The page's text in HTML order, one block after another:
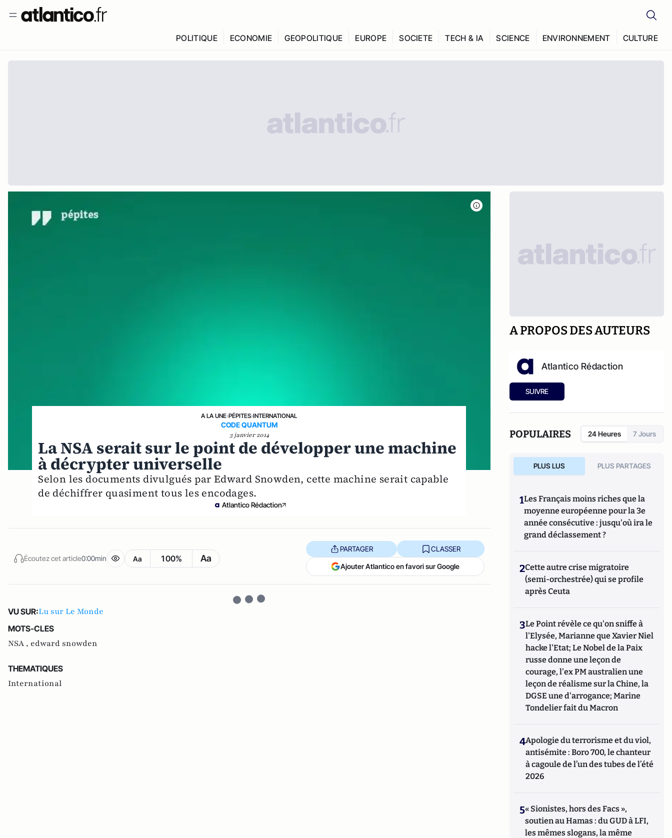
POLITIQUE ECONOMIE GEOPOLITIQUE EUROPE SOCIETE TECH & IA SCIENCE ENVIRONNEMENT CULTURE
A LA UNE›PÉPITES›INTERNATIONAL
CODE QUANTUM
3 janvier 2014
La NSA serait sur le point de développer une machine
à décrypter universelle
Selon les documents divulgués par Edward Snowden, cette machine serait capable
de déchiffrer quasiment tous les encodages.
Atlantico Rédaction
Écoutez cet article0:00min Aa 100% Aa
PARTAGER CLASSER
Ajouter Atlantico en favori sur Google
VU SUR:Lu sur Le Monde
MOTS-CLES
NSA , edward snowden
THEMATIQUES
International
A PROPOS DES AUTEURS
Atlantico Rédaction
SUIVRE
POPULAIRES 24 Heures 7 Jours
PLUS LUS PLUS PARTAGES
1Les Français moins riches que la
moyenne européenne pour la 3e
année consécutive : jusqu'où ira le
grand déclassement ?
2Cette autre crise migratoire
(semi-orchestrée) qui se profile
après Ceuta
3Le Point révèle ce qu'on sniffe à
l'Elysée, Marianne que Xavier Niel
hacke l'Etat; Le Nobel de la Paix
russe donne une leçon de
courage, l'ex PM australien une
leçon de réalisme sur la Chine, la
DGSE une d'arrogance; Marine
Tondelier fait du Macron
4Apologie du terrorisme et du viol,
antisémite : Boro 700, le chanteur
à cagoule de l’un des tubes de l’été
2026
5« Sionistes, hors des Facs »,
soutien au Hamas : du GUD à LFI,
les mêmes slogans, la même